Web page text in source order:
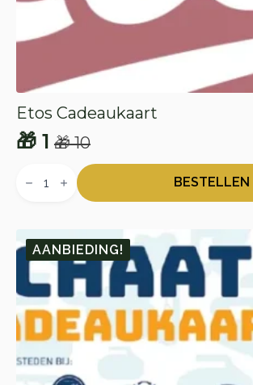
Etos Cadeaukaart
🎁10
Oorspronkelijke
prijs
🎁 1
Huidige
prijs
Cadeaukaart
BESTELLEN
AANBIEDING!